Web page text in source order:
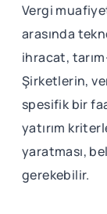
Vergi
arasında
ihracat,
Şirketlerin,
spesifik bir
yatırım
yaratması,
gerekebilir.